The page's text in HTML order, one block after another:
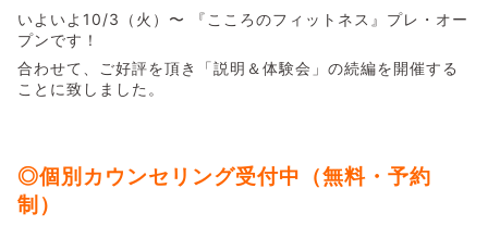
いよいよ10/3（火）〜 『こころのフィットネス』プレ・オー
プンです！
合わせて、ご好評を頂き「説明＆体験会」の続編を開催する
ことに致しました。
◎個別カウンセリング受付中（無料・予約
制）